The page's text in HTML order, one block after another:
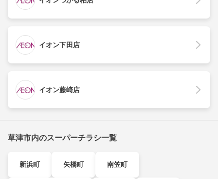
イオン下田店
イオン藤崎店
草津市内のスーパーチラシ一覧
新浜町 矢橋町 南笠町